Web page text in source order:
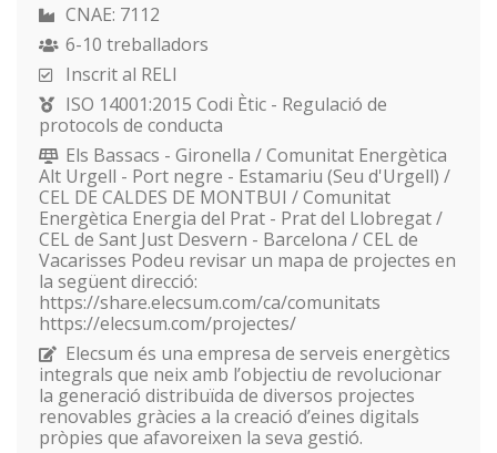
CNAE: 7112
6-10 treballadors
Inscrit al RELI
ISO 14001:2015 Codi Ètic - Regulació de
protocols de conducta
Els Bassacs - Gironella / Comunitat Energètica
Alt Urgell - Port negre - Estamariu (Seu d'Urgell) /
CEL DE CALDES DE MONTBUI / Comunitat
Energètica Energia del Prat - Prat del Llobregat /
CEL de Sant Just Desvern - Barcelona / CEL de
Vacarisses Podeu revisar un mapa de projectes en
la següent direcció:
https://share.elecsum.com/ca/comunitats
https://elecsum.com/projectes/
Elecsum és una empresa de serveis energètics
integrals que neix amb l’objectiu de revolucionar
la generació distribuïda de diversos projectes
renovables gràcies a la creació d’eines digitals
pròpies que afavoreixen la seva gestió.